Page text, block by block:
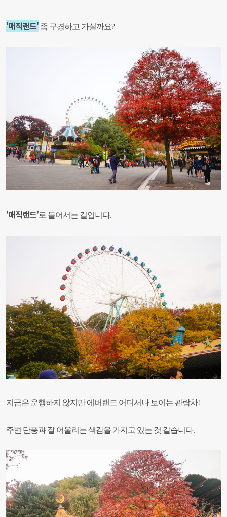
'매직랜드' 좀 구경하고 가실까요?
'매직랜드'로 들어서는 길입니다.
지금은 운행하지 않지만 에버랜드 어디서나 보이는 관람차!
주변 단풍과 잘 어울리는 색감을 가지고 있는 것 같습니다.